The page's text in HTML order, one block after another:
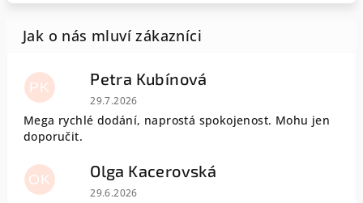
PK Petra Kubínová
Hodnocení obchodu je 5 z 5 hvězdiček.
29.7.2026
Mega rychlé dodání, naprostá spokojenost. Mohu jen
doporučit.
OK Olga Kacerovská
Hodnocení obchodu je 5 z 5 hvězdiček.
29.6.2026